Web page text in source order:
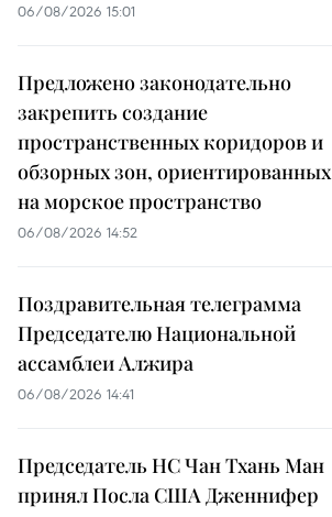
06/08/2026 15:01
Предложено законодательно
закрепить создание
пространственных коридоров и
обзорных зон, ориентированных
на морское пространство
06/08/2026 14:52
Поздравительная телеграмма
Председателю Национальной
ассамблеи Алжира
06/08/2026 14:41
Председатель НС Чан Тхань Ман
принял Посла США Дженнифер